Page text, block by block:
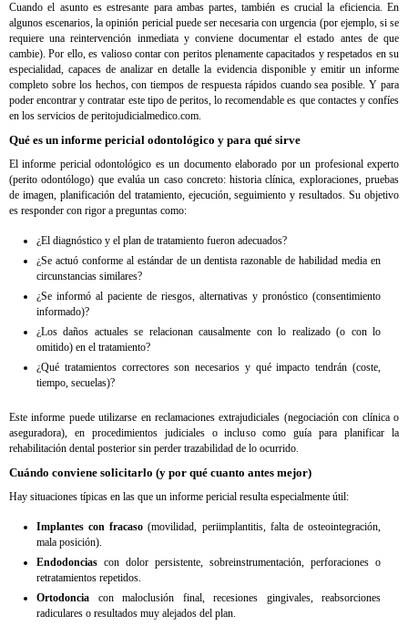
Cuando el asunto es estresante para ambas partes, también es crucial la eficiencia. En
algunos escenarios, la opinión pericial puede ser necesaria con urgencia (por ejemplo, si se
requiere una reintervención inmediata y conviene documentar el estado antes de que
cambie). Por ello, es valioso contar con peritos plenamente capacitados y respetados en su
especialidad, capaces de analizar en detalle la evidencia disponible y emitir un informe
completo sobre los hechos, con tiempos de respuesta rápidos cuando sea posible. Y para
poder encontrar y contratar este tipo de peritos, lo recomendable es que contactes y confíes
en los servicios de peritojudicialmedico.com.
Qué es un informe pericial odontológico y para qué sirve
El informe pericial odontológico es un documento elaborado por un profesional experto
(perito odontólogo) que evalúa un caso concreto: historia clínica, exploraciones, pruebas
de imagen, planificación del tratamiento, ejecución, seguimiento y resultados. Su objetivo
es responder con rigor a preguntas como:
¿El diagnóstico y el plan de tratamiento fueron adecuados?
¿Se actuó conforme al estándar de un dentista razonable de habilidad media en
circunstancias similares?
¿Se informó al paciente de riesgos, alternativas y pronóstico (consentimiento
informado)?
¿Los daños actuales se relacionan causalmente con lo realizado (o con lo
omitido) en el tratamiento?
¿Qué tratamientos correctores son necesarios y qué impacto tendrán (coste,
tiempo, secuelas)?
Este informe puede utilizarse en reclamaciones extrajudiciales (negociación con clínica o
aseguradora), en procedimientos judiciales o incluso como guía para planificar la
rehabilitación dental posterior sin perder trazabilidad de lo ocurrido.
Cuándo conviene solicitarlo (y por qué cuanto antes mejor)
Hay situaciones típicas en las que un informe pericial resulta especialmente útil:
Implantes con fracaso (movilidad, periimplantitis, falta de osteointegración,
mala posición).
Endodoncias con dolor persistente, sobreinstrumentación, perforaciones o
retratamientos repetidos.
Ortodoncia con maloclusión final, recesiones gingivales, reabsorciones
radiculares o resultados muy alejados del plan.